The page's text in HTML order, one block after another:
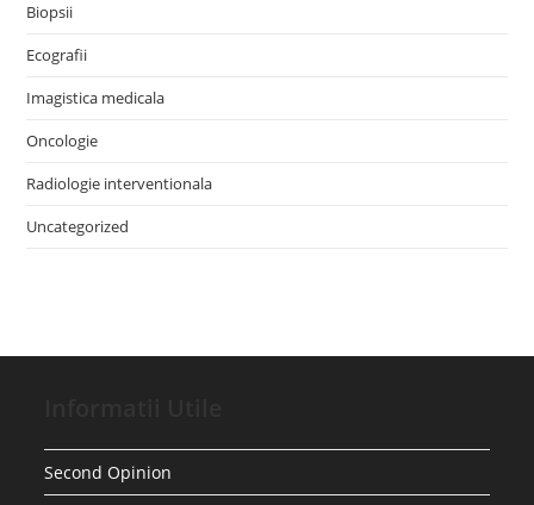
Biopsii
Ecografii
Imagistica medicala
Oncologie
Radiologie interventionala
Uncategorized
Second Opinion